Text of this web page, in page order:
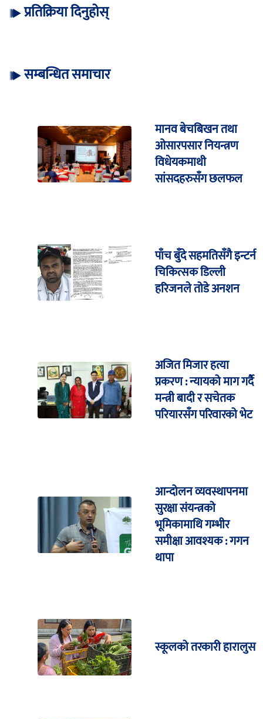
प्रतिक्रिया दिनुहोस्
सम्बन्धित समाचार
मानव बेचबिखन तथा
ओसारपसार नियन्त्रण
विधेयकमाथी
सांसदहरुसँग छलफल
पाँच बुँदे सहमतिसँगै इन्टर्न
चिकित्सक डिल्ली
हरिजनले तोडे अनशन
अजित मिजार हत्या
प्रकरण : न्यायको माग गर्दै
मन्त्री बादी र सचेतक
परियारसँग परिवारको भेट
आन्दोलन व्यवस्थापनमा
सुरक्षा संयन्त्रको
भूमिकामाथि गम्भीर
समीक्षा आवश्यक : गगन
थापा
स्कूलको तरकारी हारालुस